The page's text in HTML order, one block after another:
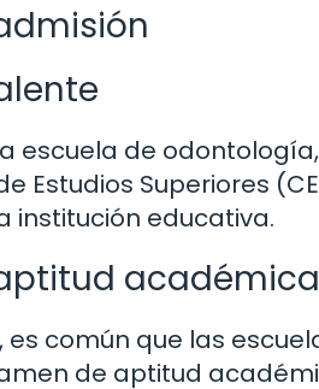
escuela de
Estudios Superiores
institución educativa.
académica
es común que las
de aptitud